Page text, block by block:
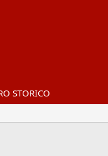
STORICO